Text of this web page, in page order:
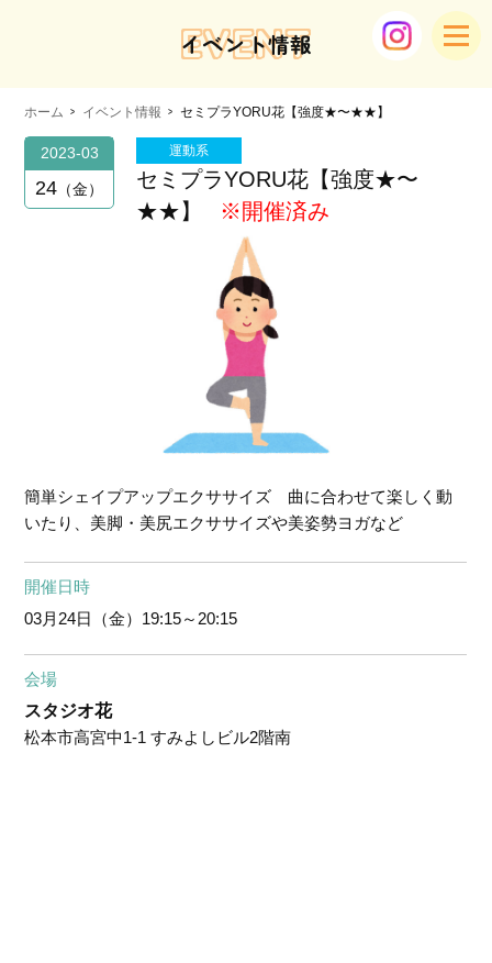
EVENT
イベント情報
ホーム イベント情報 セミプラYORU花【強度★〜★★】
2023-03
24 金
運動系
セミプラYORU花【強度★〜
★★】
※開催済み
簡単シェイプアップエクササイズ 曲に合わせて楽しく動
いたり、美脚・美尻エクササイズや美姿勢ヨガなど
開催日時
03月24日（金） 19:15～20:15
会場
スタジオ花
松本市高宮中1-1 すみよしビル2階南